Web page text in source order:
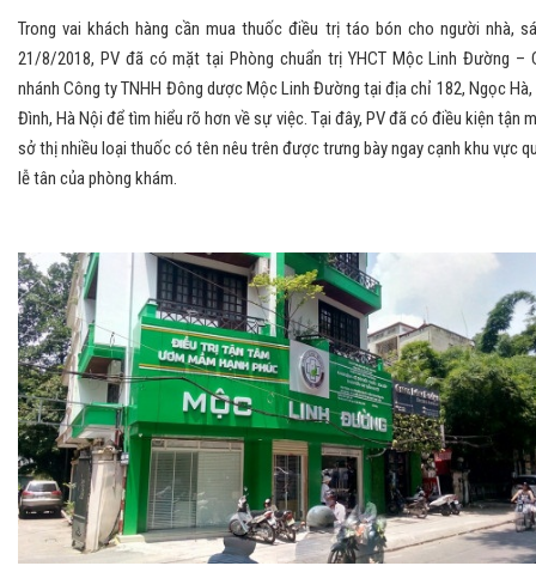
Trong vai khách hàng cần mua thuốc điều trị táo bón cho người nhà,
21/8/2018, PV đã có mặt tại Phòng chuẩn trị YHCT Mộc Linh Đường –
nhánh Công ty TNHH Đông dược Mộc Linh Đường tại địa chỉ 182, Ngọc Hà,
Đình, Hà Nội để tìm hiểu rõ hơn về sự việc. Tại đây, PV đã có điều kiện tận
sở thị nhiều loại thuốc có tên nêu trên được trưng bày ngay cạnh khu vực
lễ tân của phòng khám.